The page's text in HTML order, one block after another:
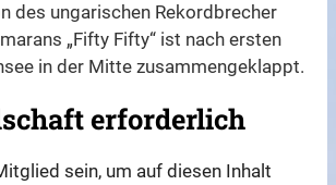
des ungarischen Rekordbrecher
„Fifty Fifty“ ist nach ersten
in der Mitte zusammengeklappt.
erforderlich
sein, um auf diesen Inhalt